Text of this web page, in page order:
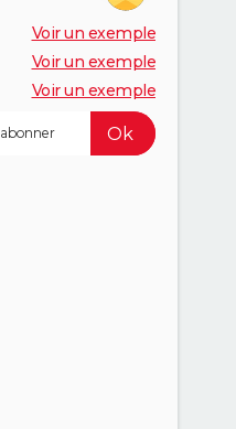
Voir un exemple
Voir un exemple
Voir un exemple